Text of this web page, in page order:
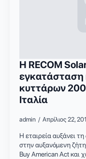
Η RECOM
εγκατάσταση
κυττάρων
Ιταλία
admin Απρίλιος 22,
Η εταιρεία αυξάνει
στην αυξανόμενη
Buy American Act και